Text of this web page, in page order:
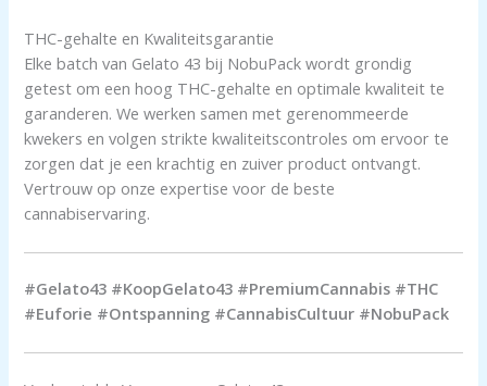
THC-gehalte en Kwaliteitsgarantie
Elke batch van Gelato 43 bij NobuPack wordt grondig
getest om een hoog THC-gehalte en optimale kwaliteit te
garanderen. We werken samen met gerenommeerde
kwekers en volgen strikte kwaliteitscontroles om ervoor te
zorgen dat je een krachtig en zuiver product ontvangt.
Vertrouw op onze expertise voor de beste
cannabiservaring.
#Gelato43 #KoopGelato43 #PremiumCannabis #THC
#Euforie #Ontspanning #CannabisCultuur #NobuPack